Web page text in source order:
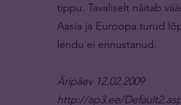
tippu. Tavaliselt näitab
Aasia ja Euroopa turud
lendu ei ennustanud.
Äripäev 12.02.2009
http://ap3.ee/